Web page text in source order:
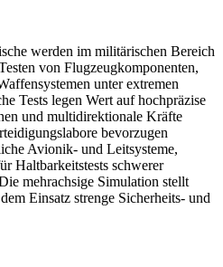
werden im militärischen Bereich
von Flugzeugkomponenten,
unter extremen
Tests legen Wert auf hochpräzise
und multidirektionale Kräfte
bevorzugen
Avionik- und Leitsysteme,
Haltbarkeitstests schwerer
mehrachsige Simulation stellt
Einsatz strenge Sicherheits- und